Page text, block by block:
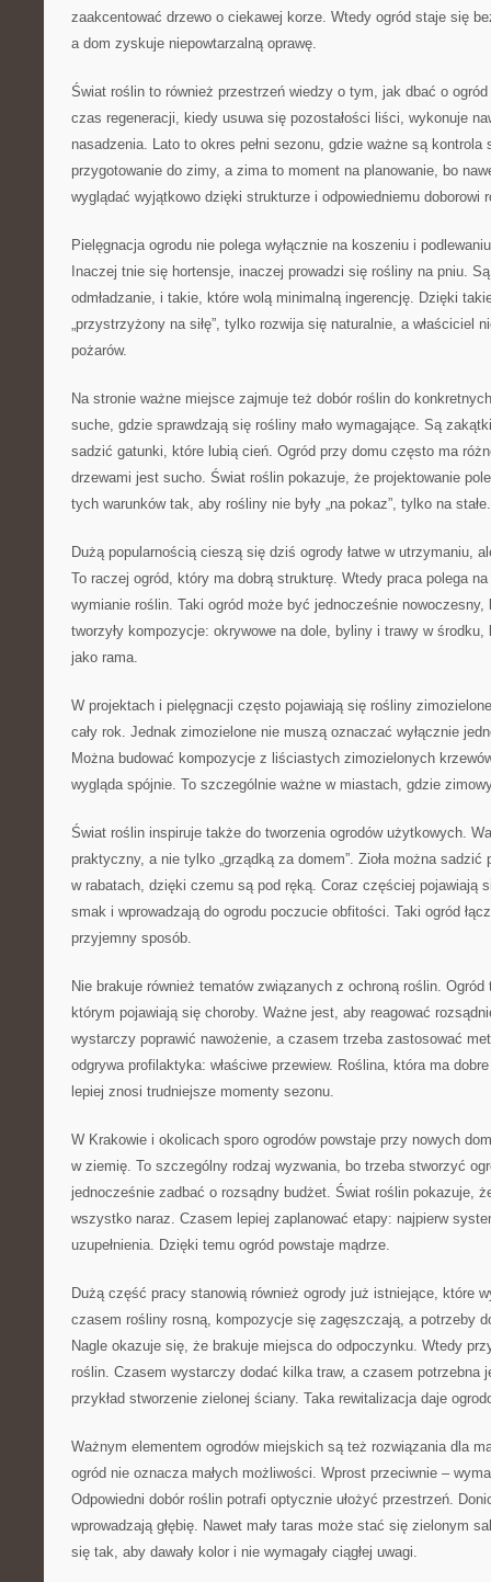
zaakcentować drzewo o ciekawej korze. Wtedy ogród staje się
a dom zyskuje niepowtarzalną oprawę.
Świat roślin to również przestrzeń wiedzy o tym, jak dbać o
czas regeneracji, kiedy usuwa się pozostałości liści, wykonuje
nasadzenia. Lato to okres pełni sezonu, gdzie ważne są
przygotowanie do zimy, a zima to moment na planowanie, bo
wyglądać wyjątkowo dzięki strukturze i odpowiedniemu doborowi
Pielęgnacja ogrodu nie polega wyłącznie na koszeniu i
Inaczej tnie się hortensje, inaczej prowadzi się rośliny na pniu.
odmładzanie, i takie, które wolą minimalną ingerencję. Dzięki
„przystrzyżony na siłę”, tylko rozwija się naturalnie, a właściciel
pożarów.
Na stronie ważne miejsce zajmuje też dobór roślin do
suche, gdzie sprawdzają się rośliny mało wymagające. Są
sadzić gatunki, które lubią cień. Ogród przy domu często ma
drzewami jest sucho. Świat roślin pokazuje, że projektowanie
tych warunków tak, aby rośliny nie były „na pokaz”, tylko na stałe.
Dużą popularnością cieszą się dziś ogrody łatwe w utrzymaniu,
To raczej ogród, który ma dobrą strukturę. Wtedy praca polega
wymianie roślin. Taki ogród może być jednocześnie
tworzyły kompozycje: okrywowe na dole, byliny i trawy w środku,
jako rama.
W projektach i pielęgnacji często pojawiają się rośliny
cały rok. Jednak zimozielone nie muszą oznaczać wyłącznie
Można budować kompozycje z liściastych zimozielonych
wygląda spójnie. To szczególnie ważne w miastach, gdzie
Świat roślin inspiruje także do tworzenia ogrodów użytkowych.
praktyczny, a nie tylko „grządką za domem”. Zioła można
w rabatach, dzięki czemu są pod ręką. Coraz częściej pojawiają
smak i wprowadzają do ogrodu poczucie obfitości. Taki ogród
przyjemny sposób.
Nie brakuje również tematów związanych z ochroną roślin.
którym pojawiają się choroby. Ważne jest, aby reagować
wystarczy poprawić nawożenie, a czasem trzeba zastosować
odgrywa profilaktyka: właściwe przewiew. Roślina, która ma
lepiej znosi trudniejsze momenty sezonu.
W Krakowie i okolicach sporo ogrodów powstaje przy nowych
w ziemię. To szczególny rodzaj wyzwania, bo trzeba stworzyć
jednocześnie zadbać o rozsądny budżet. Świat roślin pokazuje,
wszystko naraz. Czasem lepiej zaplanować etapy: najpierw
uzupełnienia. Dzięki temu ogród powstaje mądrze.
Dużą część pracy stanowią również ogrody już istniejące, które
czasem rośliny rosną, kompozycje się zagęszczają, a potrzeby
Nagle okazuje się, że brakuje miejsca do odpoczynku. Wtedy
roślin. Czasem wystarczy dodać kilka traw, a czasem potrzebna
przykład stworzenie zielonej ściany. Taka rewitalizacja daje
Ważnym elementem ogrodów miejskich są też rozwiązania dla
ogród nie oznacza małych możliwości. Wprost przeciwnie –
Odpowiedni dobór roślin potrafi optycznie ułożyć przestrzeń.
wprowadzają głębię. Nawet mały taras może stać się zielonym
się tak, aby dawały kolor i nie wymagały ciągłej uwagi.